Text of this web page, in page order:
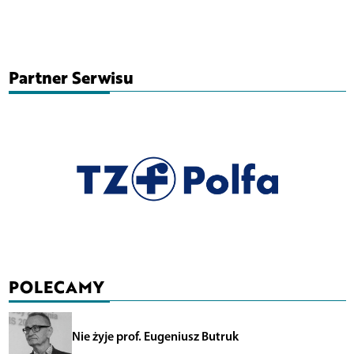
Partner Serwisu
POLECAMY
Nie żyje prof. Eugeniusz Butruk